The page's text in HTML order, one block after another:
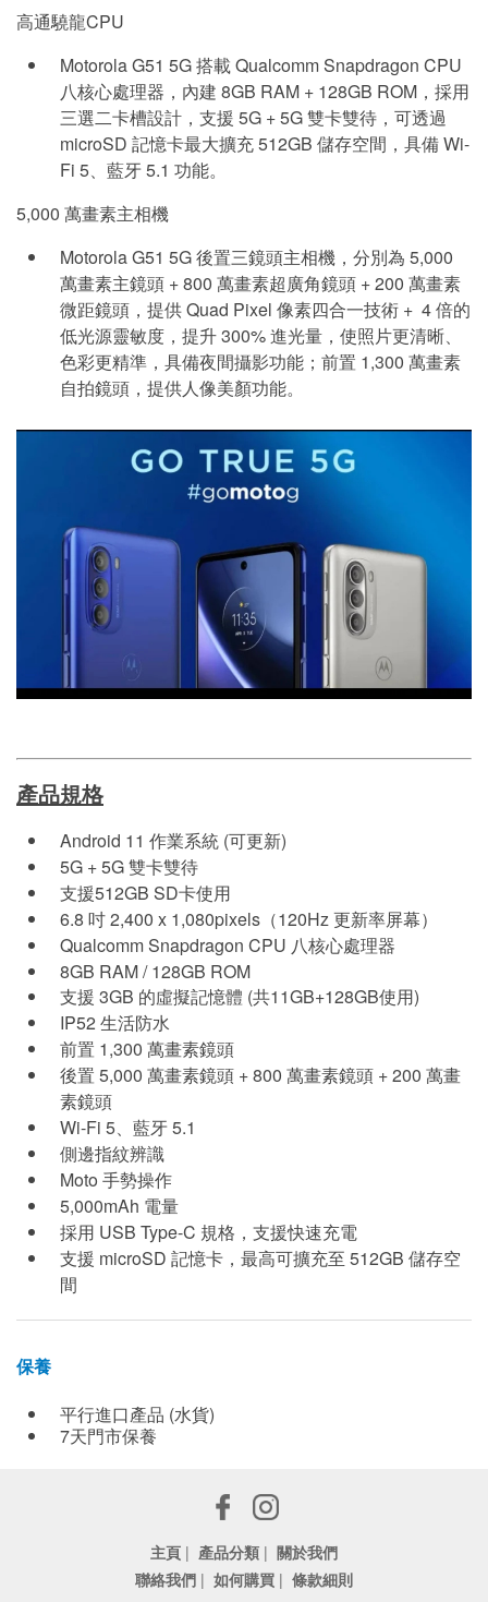
高通驍龍CPU
Motorola G51 5G 搭載 Qualcomm Snapdragon CPU
八核心處理器，內建 8GB RAM + 128GB ROM，採用
三選二卡槽設計，支援 5G + 5G 雙卡雙待，可透過
microSD 記憶卡最大擴充 512GB 儲存空間，具備 Wi-
Fi 5、藍牙 5.1 功能。
5,000 萬畫素主相機
Motorola G51 5G 後置三鏡頭主相機，分別為 5,000
萬畫素主鏡頭 + 800 萬畫素超廣角鏡頭 + 200 萬畫素
微距鏡頭，提供 Quad Pixel 像素四合一技術 + 4 倍的
低光源靈敏度，提升 300% 進光量，使照片更清晰、
色彩更精準，具備夜間攝影功能；前置 1,300 萬畫素
自拍鏡頭，提供人像美顏功能。
產品規格
Android 11 作業系統 (可更新)
5G + 5G 雙卡雙待
支援512GB SD卡使用
6.8 吋 2,400 x 1,080pixels（120Hz 更新率屏幕）
Qualcomm Snapdragon CPU 八核心處理器
8GB RAM / 128GB ROM
支援 3GB 的虛擬記憶體 (共11GB+128GB使用)
IP52 生活防水
前置 1,300 萬畫素鏡頭
後置 5,000 萬畫素鏡頭 + 800 萬畫素鏡頭 + 200 萬畫
素鏡頭
Wi-Fi 5、藍牙 5.1
側邊指紋辨識
Moto 手勢操作
5,000mAh 電量
採用 USB Type-C 規格，支援快速充電
支援 microSD 記憶卡，最高可擴充至 512GB 儲存空
間
保養
平行進口產品 (水貨)
7天門市保養
主頁 | 產品分類 | 關於我們
聯絡我們 | 如何購買 | 條款細則